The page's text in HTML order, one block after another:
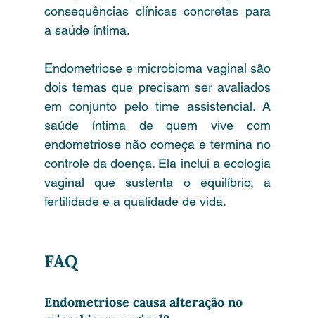
consequências clínicas concretas para
a saúde íntima.
Endometriose e microbioma vaginal são
dois temas que precisam ser avaliados
em conjunto pelo time assistencial. A
saúde íntima de quem vive com
endometriose não começa e termina no
controle da doença. Ela inclui a ecologia
vaginal que sustenta o equilíbrio, a
fertilidade e a qualidade de vida.
FAQ
Endometriose causa alteração no